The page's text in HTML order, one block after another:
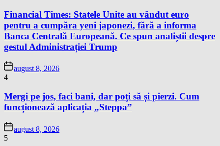
Financial Times: Statele Unite au vândut euro
pentru a cumpăra yeni japonezi, fără a informa
Banca Centrală Europeană. Ce spun analiștii despre
gestul Administrației Trump
august 8, 2026
4
Mergi pe jos, faci bani, dar poți să și pierzi. Cum
funcționează aplicația „Steppa”
august 8, 2026
5